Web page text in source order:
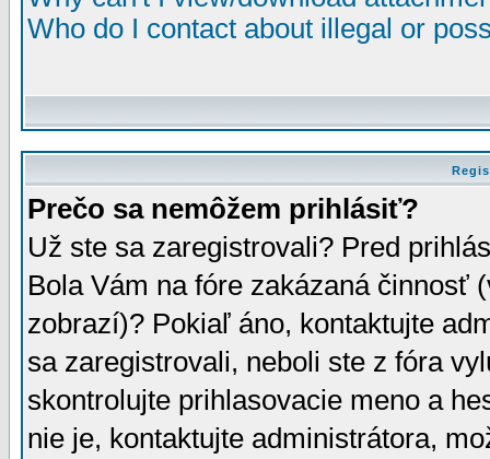
Who do I contact about illegal or
Prečo sa nemôžem prihlásiť?
Už ste sa zaregistrovali? Pred
Bola Vám na fóre zakázaná činnosť
zobrazí)? Pokiaľ áno, kontaktujte
sa zaregistrovali, neboli ste z fóra
skontrolujte prihlasovacie meno a
nie je, kontaktujte administrátora,